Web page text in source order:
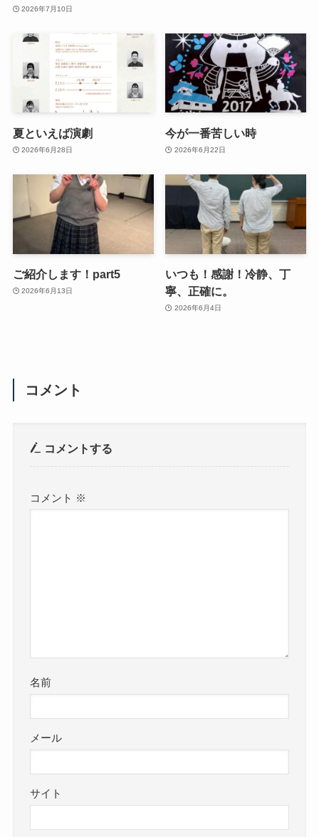
2026年7月10日
夏といえば演劇
2026年6月28日
今が一番苦しい時
2026年6月22日
ご紹介します！part5
2026年6月13日
いつも！感謝！冷静、丁
寧、正確に。
2026年6月4日
コメント
コメントする
コメント ※
名前
メール
サイト